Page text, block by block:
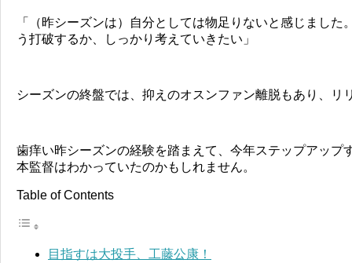
「（昨シーズンは）自分としては物足りないと感じまし
う打破するか、しっかり考えていきたい」
シーズンの終盤では、抑えのオスンファン離脱もあり、リ
歯痒い昨シーズンの経験を踏まえて、今年ステップアップ
本監督はわかっていたのかもしれません。
Table of Contents
目指すは大投手、工藤公康！